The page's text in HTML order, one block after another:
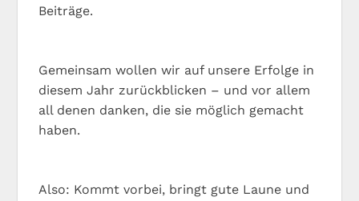
Beiträge.
Gemeinsam wollen wir auf unsere Erfolge in
diesem Jahr zurückblicken – und vor allem
all denen danken, die sie möglich gemacht
haben.
Also: Kommt vorbei, bringt gute Laune und